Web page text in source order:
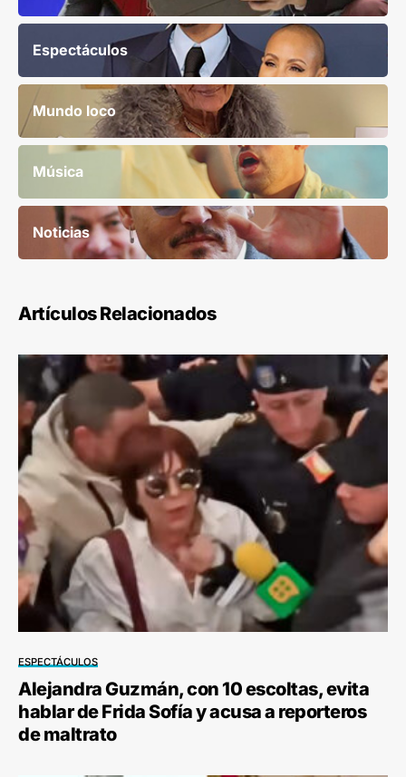
Espectáculos
Mundo loco
Música
Noticias
Artículos Relacionados
ESPECTÁCULOS
Alejandra Guzmán, con 10 escoltas, evita
hablar de Frida Sofía y acusa a reporteros
de maltrato